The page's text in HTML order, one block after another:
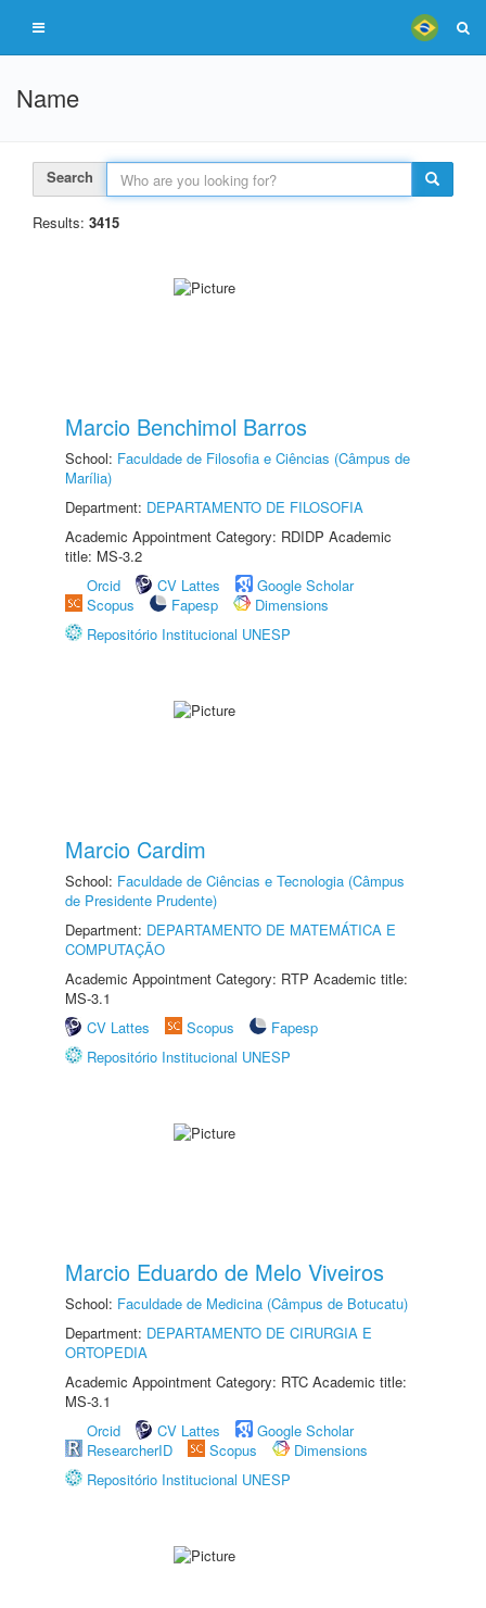
Name
Search
Results: 3415
Marcio Benchimol Barros
School: Faculdade de Filosofia e Ciências (Câmpus de
Marília)
Department: DEPARTAMENTO DE FILOSOFIA
Academic Appointment Category: RDIDP Academic
title: MS-3.2
Orcid
CV Lattes
Google Scholar
Scopus
Fapesp
Dimensions
Repositório Institucional UNESP
Marcio Cardim
School: Faculdade de Ciências e Tecnologia (Câmpus
de Presidente Prudente)
Department: DEPARTAMENTO DE MATEMÁTICA E
COMPUTAÇÃO
Academic Appointment Category: RTP Academic title:
MS-3.1
CV Lattes
Scopus
Fapesp
Repositório Institucional UNESP
Marcio Eduardo de Melo Viveiros
School: Faculdade de Medicina (Câmpus de Botucatu)
Department: DEPARTAMENTO DE CIRURGIA E
ORTOPEDIA
Academic Appointment Category: RTC Academic title:
MS-3.1
Orcid
CV Lattes
Google Scholar
ResearcherID
Scopus
Dimensions
Repositório Institucional UNESP